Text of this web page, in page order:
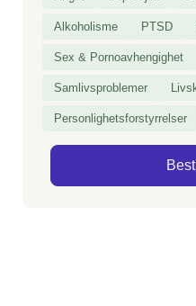
skreddersyr samtalene
hverdagen – enten du
par.
Alkoholisme PTSD
Sex & Pornoavhengighet
Samlivsproblemer
Personlighetsforstyrrelser